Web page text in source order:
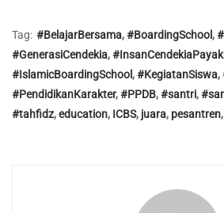
Tag: #BelajarBersama,#BoardingSchool ,
#GenerasiCendekia,
#IslamicBoardingSchool ,#KegiatanSiswa,
#PendidikanKarakter,#PPDB,#santri,
#tahfidz,education, ICBS, juara, pesantren,